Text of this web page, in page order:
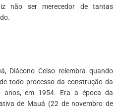
não ser merecedor de tantas
Diácono Celso relembra quando
todo processo da construção da
anos, em 1954. Era a época da
de Mauá (22 de novembro de